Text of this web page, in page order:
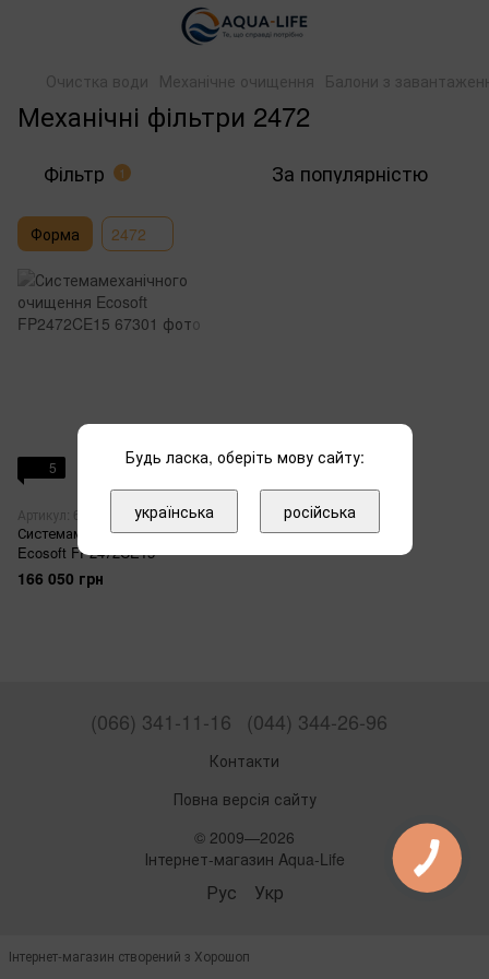
Очистка води Механічне очищення Балони з
Механічні фільтри 2472
Фільтр 1 За популярністю
Форма 2472
5
Артикул: 67301
Системамеханічного очищення
Ecosoft FP2472CE15
166 050 грн
(066) 341-11-16 (044) 344-26-96
Контакти
Повна версія сайту
© 2009—2026
Інтернет-магазин Aqua-Life
Рус Укр
Інтернет-магазин створений з Хорошоп
Будь ласка, оберіть мову сайту:
українська російська